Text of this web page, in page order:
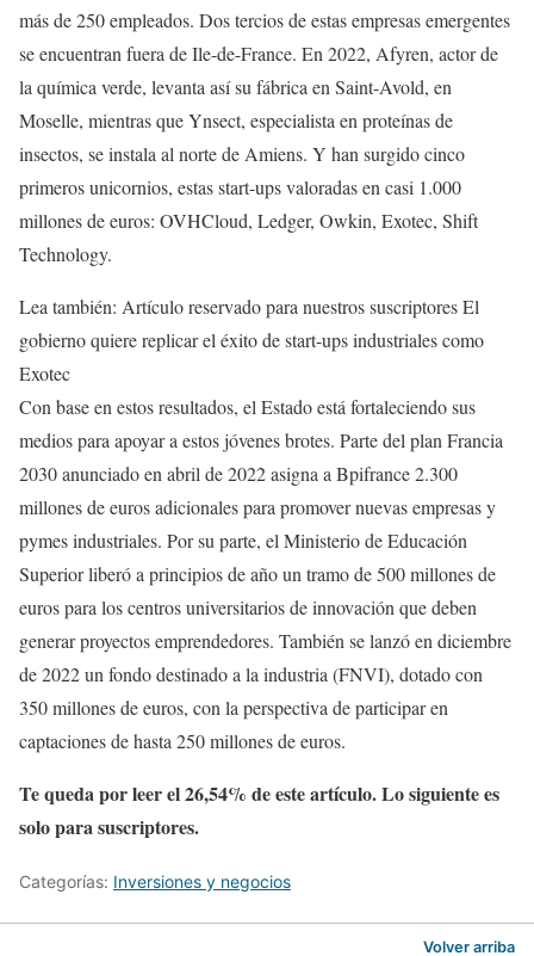
más de 250 empleados. Dos tercios de estas empresas emergentes
se encuentran fuera de Ile-de-France. En 2022, Afyren, actor de
la química verde, levanta así su fábrica en Saint-Avold, en
Moselle, mientras que Ynsect, especialista en proteínas de
insectos, se instala al norte de Amiens. Y han surgido cinco
primeros unicornios, estas start-ups valoradas en casi 1.000
millones de euros: OVHCloud, Ledger, Owkin, Exotec, Shift
Technology.
Lea también: Artículo reservado para nuestros suscriptoresEl
gobierno quiere replicar el éxito de start-ups industriales como
Exotec
Con base en estos resultados, el Estado está fortaleciendo sus
medios para apoyar a estos jóvenes brotes. Parte del plan Francia
2030 anunciado en abril de 2022 asigna a Bpifrance 2.300
millones de euros adicionales para promover nuevas empresas y
pymes industriales. Por su parte, el Ministerio de Educación
Superior liberó a principios de año un tramo de 500 millones de
euros para los centros universitarios de innovación que deben
generar proyectos emprendedores. También se lanzó en diciembre
de 2022 un fondo destinado a la industria (FNVI), dotado con
350 millones de euros, con la perspectiva de participar en
captaciones de hasta 250 millones de euros.
Te queda por leer el 26,54% de este artículo. Lo siguiente es
solo para suscriptores.
Categorías: Inversiones y negocios
Volver arriba